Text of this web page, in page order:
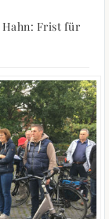
Hahn: Frist für